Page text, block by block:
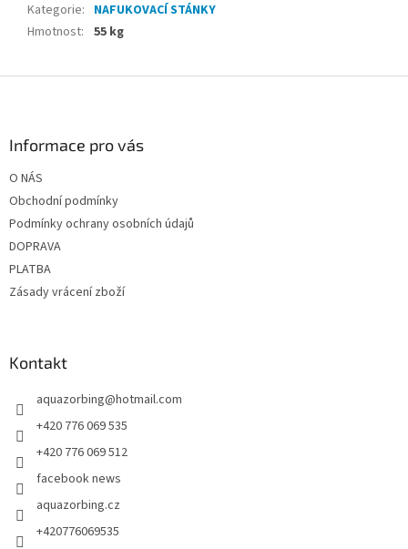
Kategorie: NAFUKOVACÍ STÁNKY
Hmotnost: 55 kg
Informace pro vás
O NÁS
Obchodní podmínky
Podmínky ochrany osobních údajů
DOPRAVA
PLATBA
Zásady vrácení zboží
Kontakt
aquazorbing@hotmail.com
+420 776 069 535
+420 776 069 512
facebook news
aquazorbing.cz
+420776069535